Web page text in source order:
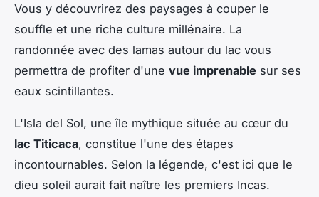
Vous y découvrirez des paysages à couper le
souffle et une riche culture millénaire. La
randonnée avec des lamas autour du lac vous
permettra de profiter d'une vue imprenable sur ses
eaux scintillantes.
L'Isla del Sol, une île mythique située au cœur du
lac Titicaca, constitue l'une des étapes
incontournables. Selon la légende, c'est ici que le
dieu soleil aurait fait naître les premiers Incas.